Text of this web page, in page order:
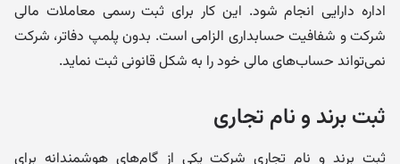
اداره دارایی انجام شود. این کار برای ثبت رسمی معاملات مالی
شرکت و شفافیت حسابداری الزامی است. بدون پلمپ دفاتر، شرکت
نمی‌تواند حساب‌های مالی خود را به شکل قانونی ثبت نماید.
ثبت برند و نام تجاری
ثبت برند و نام تجاری شرکت یکی از گام‌های هوشمندانه برای